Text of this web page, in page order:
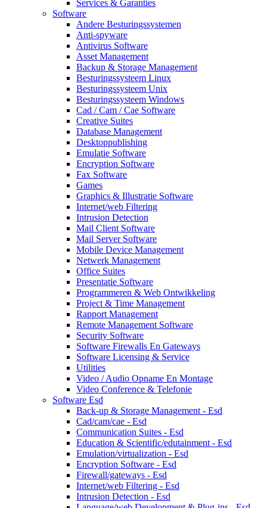
Services & Garanties
Software
Andere Besturingssystemen
Anti-spyware
Antivirus Software
Asset Management
Backup & Storage Management
Besturingssysteem Linux
Besturingssysteem Unix
Besturingssysteem Windows
Cad / Cam / Cae Software
Creative Suites
Database Management
Desktoppublishing
Emulatie Software
Encryption Software
Fax Software
Games
Graphics & Illustratie Software
Internet/web Filtering
Intrusion Detection
Mail Client Software
Mail Server Software
Mobile Device Management
Netwerk Management
Office Suites
Presentatie Software
Programmeren & Web Ontwikkeling
Project & Time Management
Rapport Management
Remote Management Software
Security Software
Software Firewalls En Gateways
Software Licensing & Service
Utilities
Video / Audio Opname En Montage
Video Conference & Telefonie
Software Esd
Back-up & Storage Management - Esd
Cad/cam/cae - Esd
Communication Suites - Esd
Education & Scientific/edutainment - Esd
Emulation/virtualization - Esd
Encryption Software - Esd
Firewall/gateways - Esd
Internet/web Filtering - Esd
Intrusion Detection - Esd